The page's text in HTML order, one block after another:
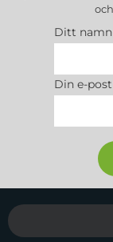
Ditt namn
Din e-post
Sidfot